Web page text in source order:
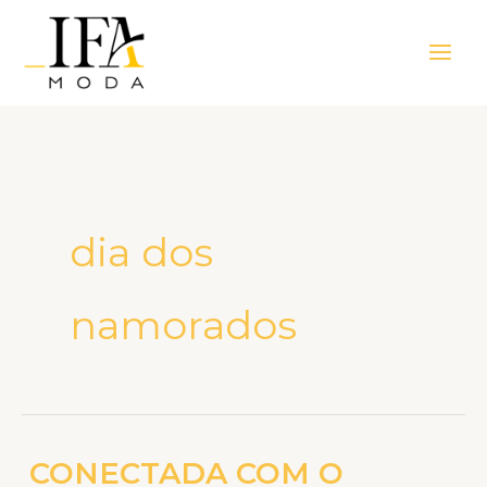
Menu
dia dos
namorados
CONECTADA COM O
CONECTADA